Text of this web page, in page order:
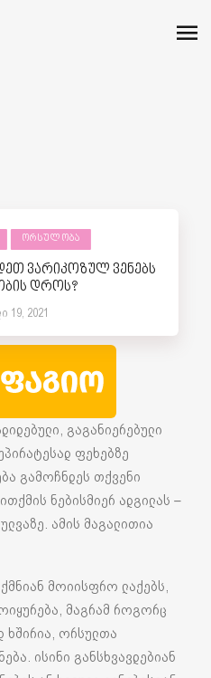
ᲝᲠᲡᲣᲚᲝᲑᲐ
ვარიკოზულ ვენებს
დროს?
19, 2021
გაგანიერებული
ფეხებზე
გამოჩნდეს თქვენი
ნებისმიერ ადგილას –
ამის მაგალითია
მოიისფრო ლაქებს,
მაგრამ როგორც
ხშირია, ორსულთა
ისინი განსხვავდებიან